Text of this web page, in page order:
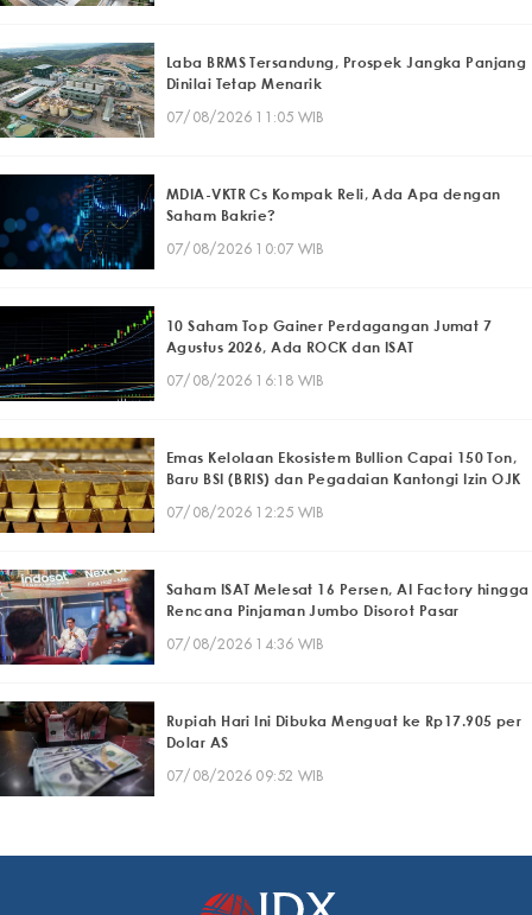
Laba BRMS Tersandung, Prospek Jangka Panjang
Dinilai Tetap Menarik
07/08/2026 11:05 WIB
MDIA-VKTR Cs Kompak Reli, Ada Apa dengan
Saham Bakrie?
07/08/2026 10:07 WIB
10 Saham Top Gainer Perdagangan Jumat 7
Agustus 2026, Ada ROCK dan ISAT
07/08/2026 16:18 WIB
Emas Kelolaan Ekosistem Bullion Capai 150 Ton,
Baru BSI (BRIS) dan Pegadaian Kantongi Izin OJK
07/08/2026 12:25 WIB
Saham ISAT Melesat 16 Persen, AI Factory hingga
Rencana Pinjaman Jumbo Disorot Pasar
07/08/2026 14:36 WIB
Rupiah Hari Ini Dibuka Menguat ke Rp17.905 per
Dolar AS
07/08/2026 09:52 WIB